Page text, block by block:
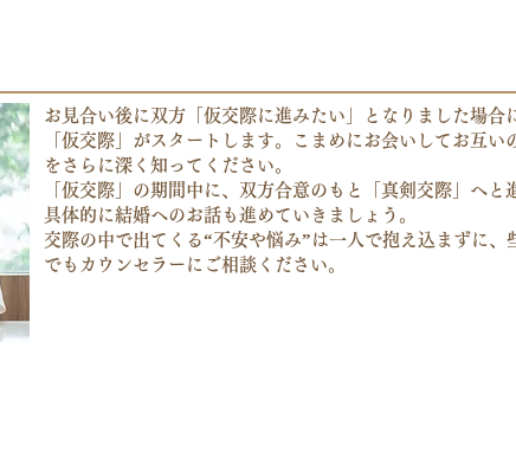
お見合い後に双方「仮交際に進みたい」となりました場合
「仮交際」がスタートします。こまめにお会いしてお互い
をさらに深く知ってください。
「仮交際」の期間中に、双方合意のもと「真剣交際」へと
具体的に結婚へのお話も進めていきましょう。
交際の中で出てくる“不安や悩み”は一人で抱え込まずに、
でもカウンセラーにご相談ください。